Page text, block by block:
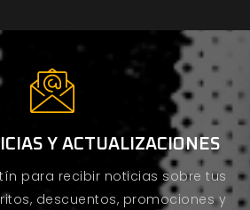
Y ACTUALIZACIONES
para recibir noticias sobre tus
descuentos, promociones y